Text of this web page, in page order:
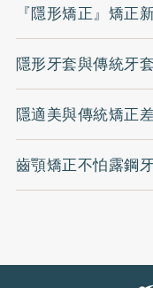
『隱形矯正』矯
隱形牙套與傳統牙
隱適美與傳統矯正
齒顎矯正不怕露鋼